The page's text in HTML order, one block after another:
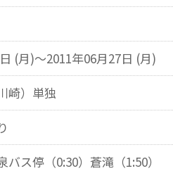
(月)～2011年06月27日 (月)
崎）単独
バス停（0:30）蒼滝（1:50）